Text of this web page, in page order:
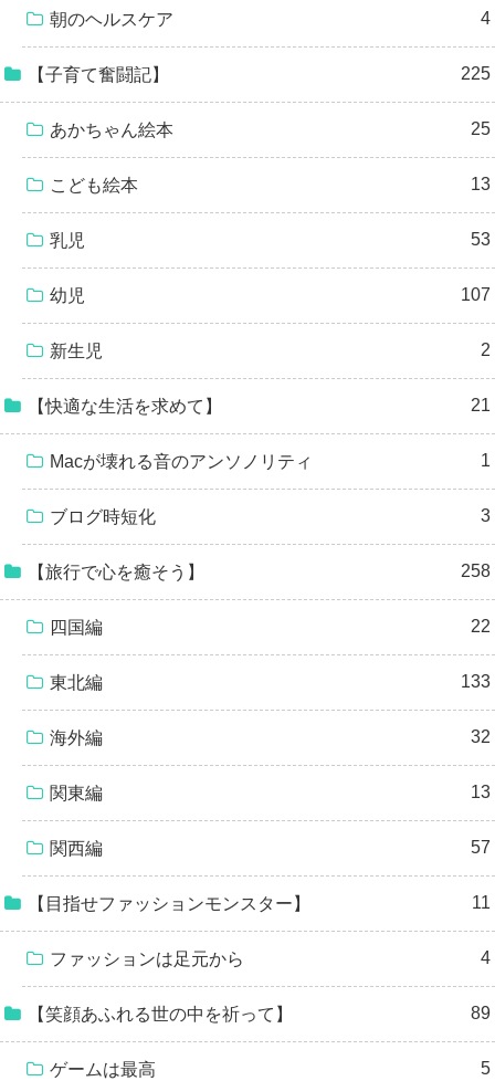
朝のヘルスケア 4
【子育て奮闘記】 225
あかちゃん絵本 25
こども絵本 13
乳児 53
幼児 107
新生児 2
【快適な生活を求めて】 21
Macが壊れる音のアンソノリティ 1
ブログ時短化 3
【旅行で心を癒そう】 258
四国編 22
東北編 133
海外編 32
関東編 13
関西編 57
【目指せファッションモンスター】 11
ファッションは足元から 4
【笑顔あふれる世の中を祈って】 89
ゲームは最高 5